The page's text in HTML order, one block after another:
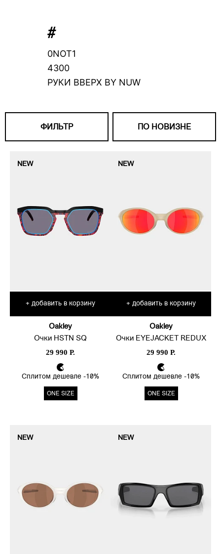
#
0NOT1
4300
РУКИ ВВЕРХ BY NUW
ФИЛЬТР ПО НОВИЗНЕ
NEW
+ добавить в корзину
Oakley
Очки HSTN SQ
29 990 Р.
Сплитом дешевле -10%
ONE SIZE
NEW
+ добавить в корзину
Oakley
Очки EYEJACKET REDUX
29 990 Р.
Сплитом дешевле -10%
ONE SIZE
NEW NEW